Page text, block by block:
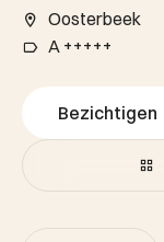
Oosterbeek
A +++++
Bezichtigen